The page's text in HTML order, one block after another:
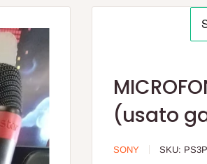
(usato
SONY SKU: